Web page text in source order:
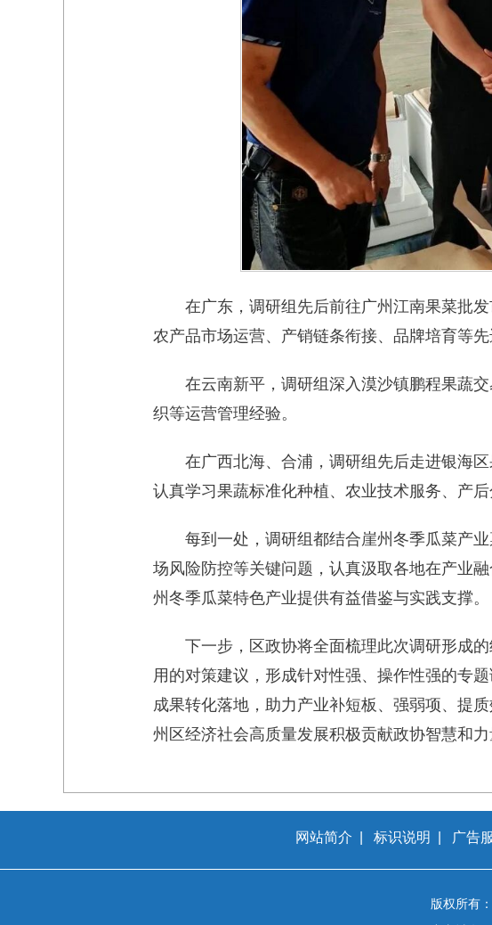
在广东，调研组先后前往广州江南果菜批
农产品市场运营、产销链条衔接、品牌培育等先
在云南新平，调研组深入漠沙镇鹏程果蔬
织等运营管理经验。
在广西北海、合浦，调研组先后走进银海
认真学习果蔬标准化种植、农业技术服务、产
每到一处，调研组都结合崖州冬季瓜菜产
场风险防控等关键问题，认真汲取各地在产业
州冬季瓜菜特色产业提供有益借鉴与实践支撑。
下一步，区政协将全面梳理此次调研形成
用的对策建议，形成针对性强、操作性强的专
成果转化落地，助力产业补短板、强弱项、提
州区经济社会高质量发展积极贡献政协智慧和力
网站简介 标识说明 广告
版权所有